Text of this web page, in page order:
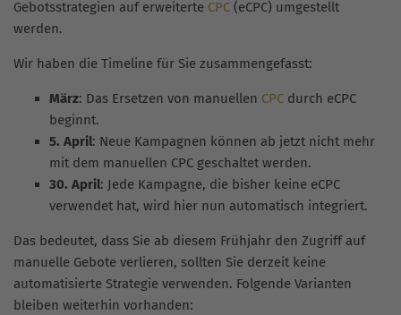
Gebotsstrategien auf erweiterte CPC (eCPC) umgestellt
werden.
Wir haben die Timeline für Sie zusammengefasst:
März: Das Ersetzen von manuellen CPC durch eCPC
beginnt.
5. April: Neue Kampagnen können ab jetzt nicht mehr
mit dem manuellen CPC geschaltet werden.
30. April: Jede Kampagne, die bisher keine eCPC
verwendet hat, wird hier nun automatisch integriert.
Das bedeutet, dass Sie ab diesem Frühjahr den Zugriff auf
manuelle Gebote verlieren, sollten Sie derzeit keine
automatisierte Strategie verwenden. Folgende Varianten
bleiben weiterhin vorhanden: